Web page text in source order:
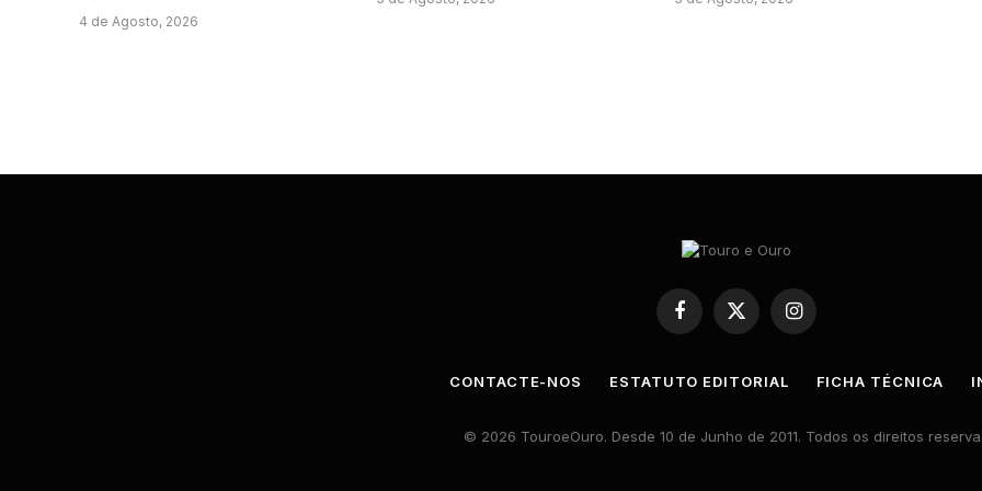
4 de Agosto, 2026
Facebook
X
Instagram
CONTACTE-NOS ESTATUTO EDITORIAL FICHA TÉCNICA
© 2026 TouroeOuro. Desde 10 de Junho de 2011. Todos os direitos